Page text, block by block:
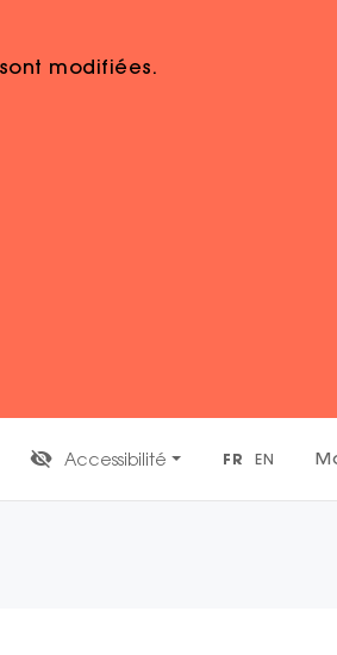
modifiées.
Accessibilité FR EN
de l'appel à projets du